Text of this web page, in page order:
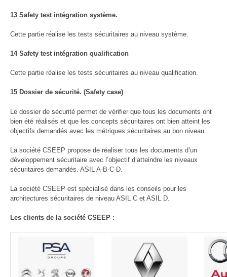
13 Safety test intégration système.
Cette partie réalise les tests sécuritaires au niveau système.
14 Safety test intégration qualification
Cette partie réalise les tests sécuritaires au niveau qualification.
15 Dossier de sécurité. (Safety case)
Le dossier de sécurité permet de vérifier que tous les documents ont
bien été réalisés et que les concepts sécuritaires ont bien atteint les
objectifs demandés avec les métriques sécuritaires au bon niveau.
La société CSEEP propose de réaliser tous les documents d’un
développement sécuritaire avec l’objectif d’atteindre les niveaux
sécuritaires demandés. ASIL A-B-C-D.
La société CSEEP est spécialisé dans les conseils pour les
architectures sécuritaires de niveau ASIL C et ASIL D.
Les clients de la société CSEEP :